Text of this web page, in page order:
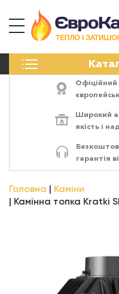
ПЕЧІ
ЕЛЕКТРОКАМІНИ
АКСЕСУАРИ
Офіційний
Широкий
якість і
гарантія
Головна
Каміни
Камінна топка Kratki